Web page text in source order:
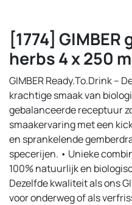
[1774]
herbs 4 x 250
GIMBER Ready.To.Drink –
krachtige smaak van
gebalanceerde receptuur
smaakervaring met een
en sprankelende
specerijen. • Unieke
100% natuurlijk en
Dezelfde kwaliteit als ons
voor onderweg of als